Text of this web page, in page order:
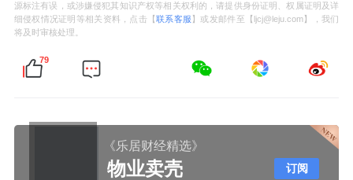
源标注有误，或涉嫌侵犯其知识产权等相关权利的，请提供身份证明、权属证明及详
细侵权情况证明等相关资料，点击【联系客服 】或发邮件至【ljcj@leju.com】，我们
将及时审核处理。
79
《乐居财经精选》
物业卖壳 订阅